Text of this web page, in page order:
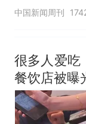
官方回应
中国新闻周刊
很多人爱吃
餐饮店被曝